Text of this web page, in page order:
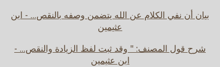
بيان أن نفي الكلام عن الله يتضمن وصفه بالنقص... - ابن
عثيمين
شرح قول المصنف: " وقد ثبت لفظ الزيادة والنقص... -
ابن عثيمين